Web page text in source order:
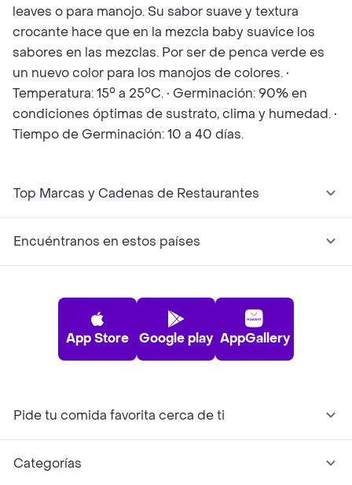
leaves o para manojo. Su sabor suave y textura
crocante hace que en la mezcla baby suavice los
sabores en las mezclas. Por ser de penca verde es
un nuevo color para los manojos de colores. •
Temperatura: 15° a 25°C. • Germinación: 90% en
condiciones óptimas de sustrato, clima y humedad. •
Tiempo de Germinación: 10 a 40 días.
Top Marcas y Cadenas de Restaurantes
Encuéntranos en estos países
App Store Google play AppGallery
Pide tu comida favorita cerca de ti
Categorías